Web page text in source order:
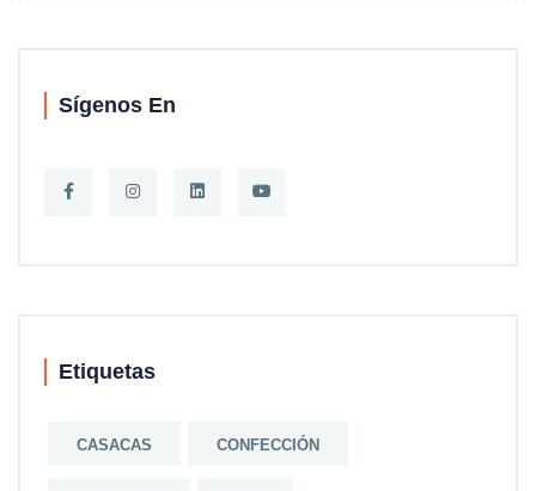
Sígenos En
Etiquetas
CASACAS CONFECCIÓN